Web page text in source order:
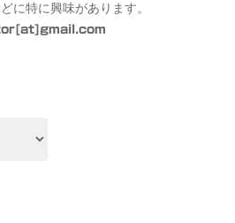
に特に興味があります。